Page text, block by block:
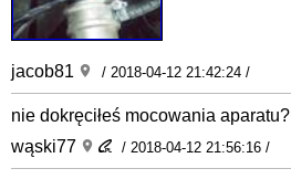
jacob81 / 2018-04-12 21:42:24 /
nie dokręciłeś mocowania aparatu?
wąski77
/ 2018-04-12 21:56:16 /